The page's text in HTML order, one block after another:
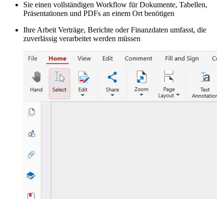
Sie einen vollständigen Workflow für Dokumente, Tabellen,
Präsentationen und PDFs an einem Ort benötigen
Ihre Arbeit Verträge, Berichte oder Finanzdaten umfasst, die
zuverlässig verarbeitet werden müssen